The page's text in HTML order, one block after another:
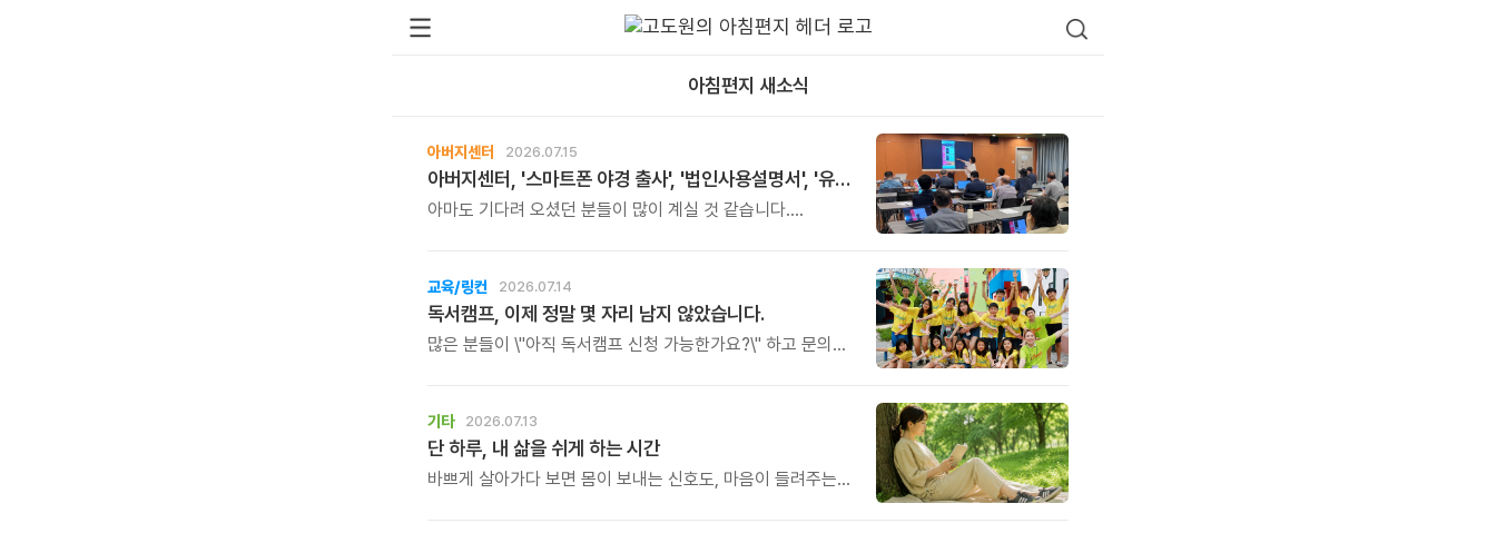
아침편지 새소식
아버지센터 2026.07.15
아버지센터, '스마트폰 야경 출사', '법인사용설명서', '유튜브 숏츠 영상 만들기' 강좌 신청하세요
아마도 기다려 오셨던 분들이 많이 계실 것 같습니다.
교육/링컨 2026.07.14
독서캠프, 이제 정말 몇 자리 남지 않았습니다.
많은 분들이 \"아직 독서캠프 신청 가능한가요?\" 하고 문의를
기타 2026.07.13
단 하루, 내 삶을 쉬게 하는 시간
바쁘게 살아가다 보면 몸이 보내는 신호도, 마음이 들려주는